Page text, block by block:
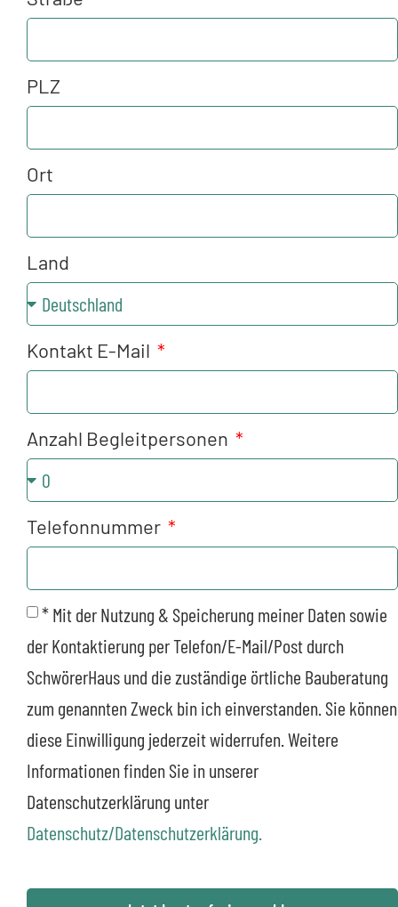
PLZ
Ort
Land
Kontakt E-Mail
Anzahl Begleitpersonen
Telefonnummer
* Mit der Nutzung & Speicherung meiner Daten sowie
der Kontaktierung per Telefon/E-Mail/Post durch
SchwörerHaus und die zuständige örtliche Bauberatung
zum genannten Zweck bin ich einverstanden. Sie können
diese Einwilligung jederzeit widerrufen. Weitere
Informationen finden Sie in unserer
Datenschutzerklärung unter
Datenschutz/Datenschutzerklärung.